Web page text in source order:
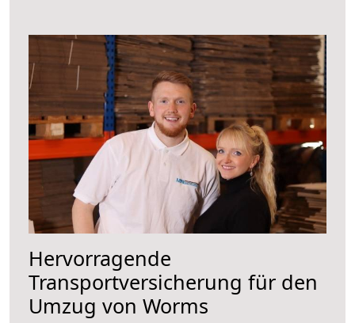
Hervorragende
Transportversicherung für den
Umzug von Worms